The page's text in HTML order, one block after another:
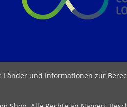
Länder und Informationen zur